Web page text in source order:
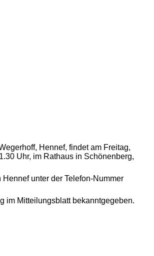
Hennef, findet am Freitag,
Uhr, im Rathaus in Schönenberg,
unter der Telefon-Nummer
im Mitteilungsblatt bekanntgegeben.